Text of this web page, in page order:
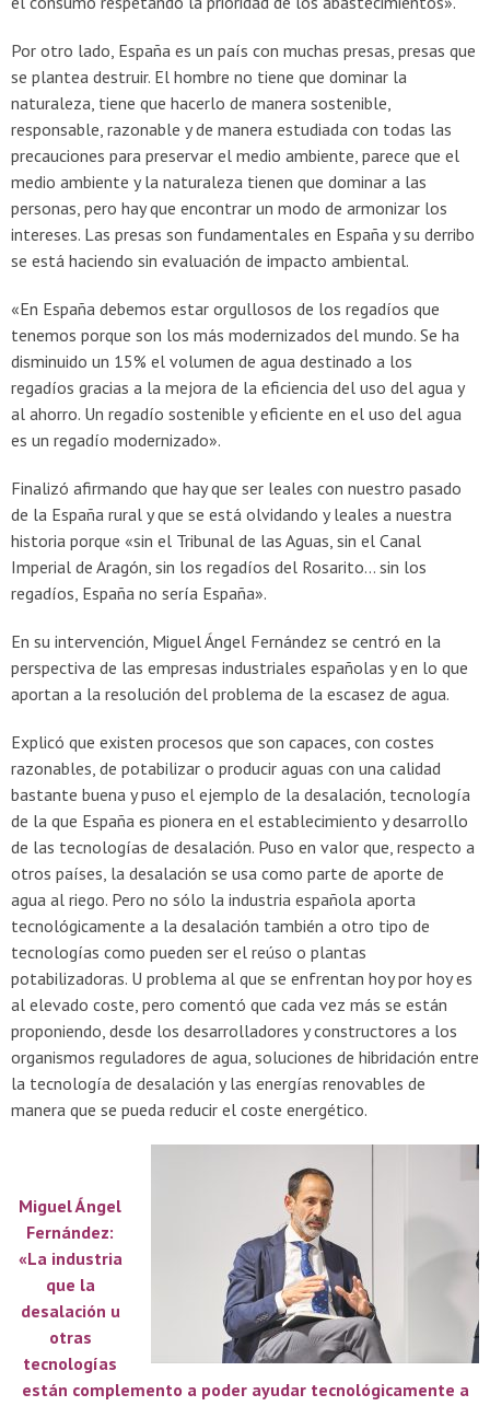
Por otro lado, España es un país con muchas presas, presas que
se plantea destruir. El hombre no tiene que dominar la
naturaleza, tiene que hacerlo de manera sostenible,
responsable, razonable y de manera estudiada con todas las
precauciones para preservar el medio ambiente, parece que el
medio ambiente y la naturaleza tienen que dominar a las
personas, pero hay que encontrar un modo de armonizar los
intereses. Las presas son fundamentales en España y su derribo
se está haciendo sin evaluación de impacto ambiental.
«En España debemos estar orgullosos de los regadíos que
tenemos porque son los más modernizados del mundo. Se ha
disminuido un 15% el volumen de agua destinado a los
regadíos gracias a la mejora de la eficiencia del uso del agua y
al ahorro. Un regadío sostenible y eficiente en el uso del agua
es un regadío modernizado».
Finalizó afirmando que hay que ser leales con nuestro pasado
de la España rural y que se está olvidando y leales a nuestra
historia porque «sin el Tribunal de las Aguas, sin el Canal
Imperial de Aragón, sin los regadíos del Rosarito… sin los
regadíos, España no sería España».
En su intervención, Miguel Ángel Fernández se centró en la
perspectiva de las empresas industriales españolas y en lo que
aportan a la resolución del problema de la escasez de agua.
Explicó que existen procesos que son capaces, con costes
razonables, de potabilizar o producir aguas con una calidad
bastante buena y puso el ejemplo de la desalación, tecnología
de la que España es pionera en el establecimiento y desarrollo
de las tecnologías de desalación. Puso en valor que, respecto a
otros países, la desalación se usa como parte de aporte de
agua al riego. Pero no sólo la industria española aporta
tecnológicamente a la desalación también a otro tipo de
tecnologías como pueden ser el reúso o plantas
potabilizadoras. U problema al que se enfrentan hoy por hoy es
al elevado coste, pero comentó que cada vez más se están
proponiendo, desde los desarrolladores y constructores a los
organismos reguladores de agua, soluciones de hibridación entre
la tecnología de desalación y las energías renovables de
manera que se pueda reducir el coste energético.
Miguel Ángel
Fernández:
«La industria
que la
desalación u
otras
tecnologías
están complemento a poder ayudar tecnológicamente a